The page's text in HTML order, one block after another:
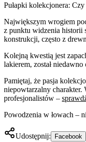
Pułapki kolekcjonera:
Największym wrogiem
z punktu widzenia historii
konstrukcji, często z
Kolejną kwestią jest
lakierem, został
Pamiętaj, że pasja
niepowtarzalny charakter.
profesjonalistów –
Powodzenia w łowach –
Udostępnij: Facebook